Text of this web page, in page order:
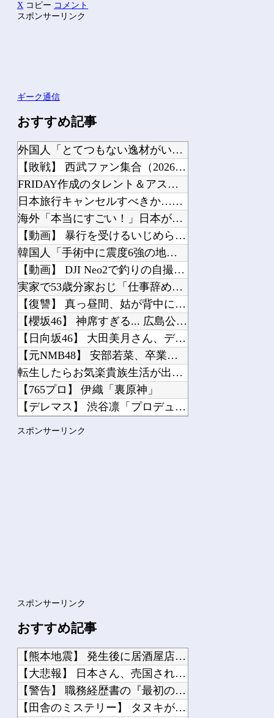
X コピー コメント
スポンサーリンク
ギーク通信
おすすめ記事
外国人「とてつもない逸材がいる」15歳FW礒部怜夢、衝撃ゴールでリバプールU15...
【敗戦】 西武ファン集合（2026.8.9）
FRIDAY作成のタレント＆アスリート「最新CMギャラリスト」消えた女優、旧ジャ...
日本旅行キャンセルすべきか…1万年ぶり史上最大級の火山の兆し＝韓国の反応
海外「本当にすごい！」日本が清潔な理由を体験した米大物キャスターがびっくり仰天
【動画】 暴行を受けるいじめられっ子が怒って反撃
韓国人「手術中に震度6強の地震、その時の日本の医療スタッフたちの姿をご覧ください...
【動画】 DJI Neo2で釣りの自撮りをしようとした男の悲劇（ノ∇`）
実家で53歳分家おじ「仕事辞めていつうちに来る？」私「え？」→「20年前に結婚す...
【復讐】 真っ昼間、姑が背中に包丁突き立てられたまま家に逃げ込んできた
【櫻坂46】 神席すぎる... 広島公演1日目、終演後の様子がこちら【全国ツアー...
【日向坂46】 大田美月さん、デカすぎると話題に・・・
【元NMB48】 安部若菜、卒業して早くもお酒解禁
転生したらお気楽貴族生活が出来ると思ってたのに… 第19話
【765プロ】 伊織「裏原神」
【デレマス】 渋谷凛「プロデューサーは何派？」
スポンサーリンク
スポンサーリンク
おすすめ記事
【熊本地震】 発生後に居酒屋店内から温泉が吹き出す ← これ前触れじゃね？
【大悲報】 日本さん、売国されすぎて滅びそう…
【警告】 職務経歴書の『最初の5行に書くべきこと』がこれ
【田舎のミステリー】 タヌキが人間に化ける説、これ多分マジ